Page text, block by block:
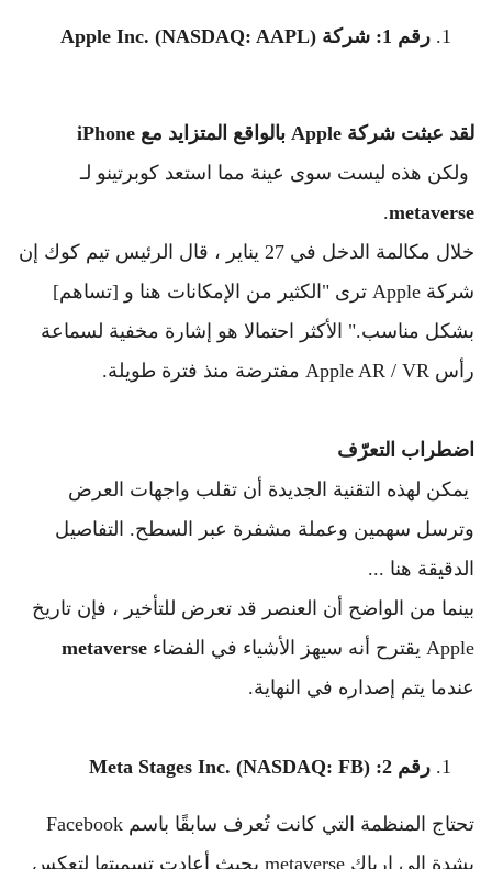
رقم 1: شركة Apple Inc. (NASDAQ: AAPL)
لقد عبثت شركة Apple بالواقع المتزايد مع iPhone
metaverse
.
بشكل مناسب."
رأس Apple AR / VR مفترضة منذ فترة طويلة.
اضطراب التعرّف
وترسل سهمين وعملة مشفرة عبر السطح.
الدقيقة هنا ...
Apple يقترح أنه سيهز الأشياء في الفضاء
metaverse
عندما يتم إصداره في النهاية.
رقم 2: Meta Stages Inc. (NASDAQ: FB)